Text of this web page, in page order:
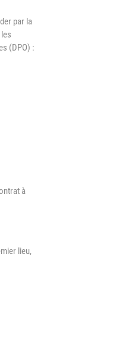
par la
(DPO) :
à
lieu,